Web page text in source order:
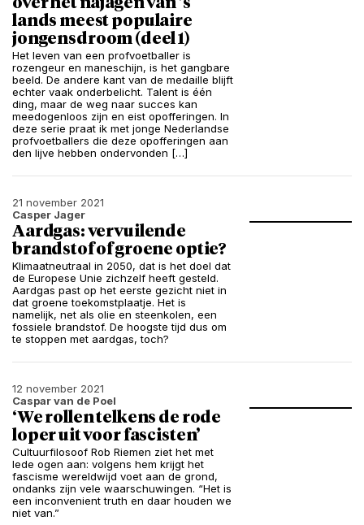
over het najagen van ’s
lands meest populaire
jongensdroom (deel 1)
Het leven van een profvoetballer is
rozengeur en maneschijn, is het gangbare
beeld. De andere kant van de medaille blijft
echter vaak onderbelicht. Talent is één
ding, maar de weg naar succes kan
meedogenloos zijn en eist opofferingen. In
deze serie praat ik met jonge Nederlandse
profvoetballers die deze opofferingen aan
den lijve hebben ondervonden […]
21 november 2021
Casper Jager
Aardgas: vervuilende
brandstof of groene optie?
Klimaatneutraal in 2050, dat is het doel dat
de Europese Unie zichzelf heeft gesteld.
Aardgas past op het eerste gezicht niet in
dat groene toekomstplaatje. Het is
namelijk, net als olie en steenkolen, een
fossiele brandstof. De hoogste tijd dus om
te stoppen met aardgas, toch?
12 november 2021
Caspar van de Poel
‘We rollen telkens de rode
loper uit voor fascisten’
Cultuurfilosoof Rob Riemen ziet het met
lede ogen aan: volgens hem krijgt het
fascisme wereldwijd voet aan de grond,
ondanks zijn vele waarschuwingen. “Het is
een inconvenient truth en daar houden we
niet van.”